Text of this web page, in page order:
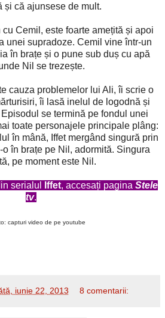
și că ajunsese de mult.
Cemil, este foarte amețită și apoi
unei supradoze. Cemil vine într-un
în brațe și o pune sub duș cu apă
Nil se trezește.
cauza problemelor lui Ali, îi scrie o
îi lasă inelul de logodnă și
se termină pe fondul unei
toate personajele principale plâng:
în mână, Iffet mergând singură prin
în brațe pe Nil, adormită. Singura
pe moment este Nil.
serialul Iffet, accesați pagina Stele
tv.
capturi video de pe youtube
iunie 22, 2013 8 comentarii: